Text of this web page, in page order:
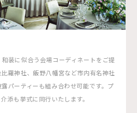
装に似合う会場コーディネートをご提
羅神社、飯野八幡宮など市内有名神社
パーティーも組み合わせ可能です。プ
添も挙式に同行いたします。